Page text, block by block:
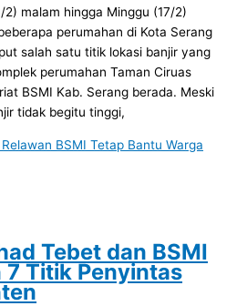
malam hingga Minggu (17/2)
perumahan di Kota Serang
salah satu titik lokasi banjir yang
perumahan Taman Ciruas
BSMI Kab. Serang berada. Meski
tidak begitu tinggi,
BSMI Tetap Bantu Warga
Tebet dan BSMI
7 Titik Penyintas